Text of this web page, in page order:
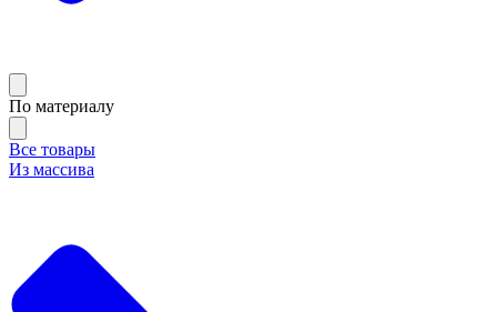
По материалу
Все товары
Из массива